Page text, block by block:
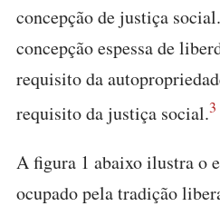
concepção de justiça
concepção espessa de
requisito da
requisito da justiça social.3
A figura 1 abaixo ilustra o
ocupado pela tradição